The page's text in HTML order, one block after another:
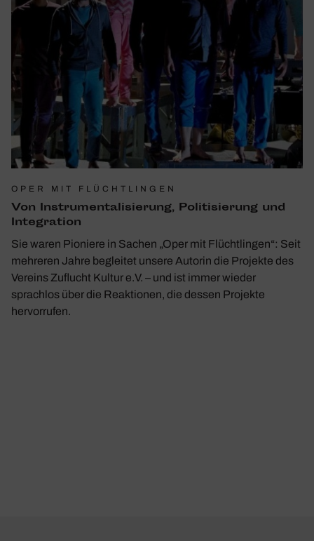
OPER MIT FLÜCHTLINGEN
Von Instru­men­ta­li­sie­rung, Poli­ti­sie­rung und
Inte­gra­tion
Sie waren Pioniere in Sachen „Oper mit Flüchtlingen“: Seit
mehreren Jahre begleitet unsere Autorin die Projekte des
Vereins Zuflucht Kultur e.V. – und ist immer wieder
sprachlos über die Reaktionen, die dessen Projekte
hervorrufen.